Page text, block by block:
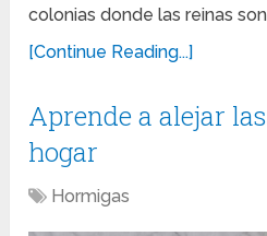
colonias donde las reinas
[Continue Reading...]
Aprende a alejar
hogar
Hormigas